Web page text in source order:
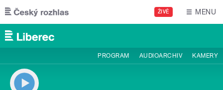
Přejít k hlavnímu obsahu
ŽIVĚ MENU
PROGRAM AUDIOARCHIV KAMERY